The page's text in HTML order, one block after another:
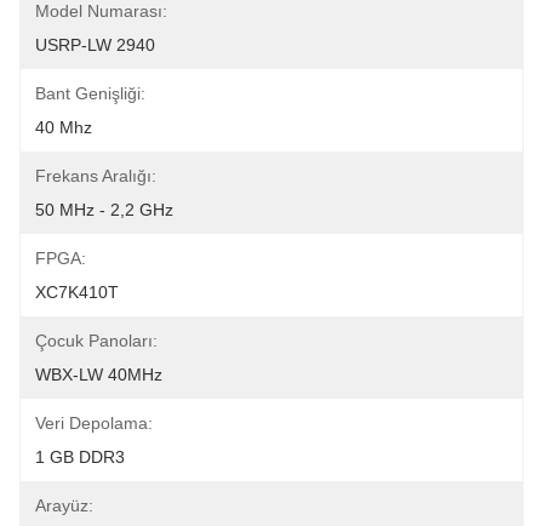
Model Numarası:
USRP-LW 2940
Bant Genişliği:
40 Mhz
Frekans Aralığı:
50 MHz - 2,2 GHz
FPGA:
XC7K410T
Çocuk Panoları:
WBX-LW 40MHz
Veri Depolama:
1 GB DDR3
Arayüz: